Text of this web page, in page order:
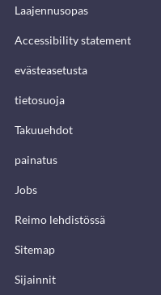
Laajennusopas
Accessibility statement
evästeasetusta
tietosuoja
Takuuehdot
painatus
Jobs
Reimo lehdistössä
Sitemap
Sijainnit